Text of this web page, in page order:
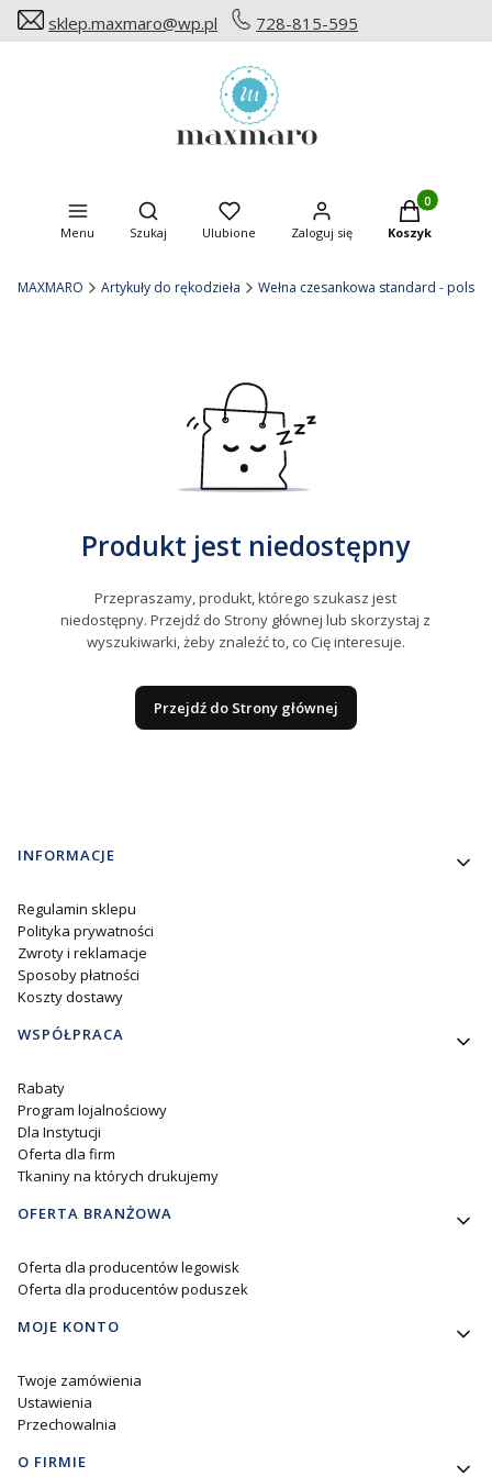
sklep.maxmaro@wp.pl 728-815-595
Menu
Otwórz wyszukiwarkę
Szukaj Ulubione Zaloguj się
Produkty w
Koszyk
MAXMARO Artykuły do rękodzieła Wełna czesankowa standard - polska
Produkt jest niedostępny
Przepraszamy, produkt, którego szukasz jest
niedostępny. Przejdź do Strony głównej lub skorzystaj z
wyszukiwarki, żeby znaleźć to, co Cię interesuje.
Przejdź do Strony głównej
Linki w stopce
INFORMACJE
Regulamin sklepu
Polityka prywatności
Zwroty i reklamacje
Sposoby płatności
Koszty dostawy
WSPÓŁPRACA
Rabaty
Program lojalnościowy
Dla Instytucji
Oferta dla firm
Tkaniny na których drukujemy
OFERTA BRANŻOWA
Oferta dla producentów legowisk
Oferta dla producentów poduszek
MOJE KONTO
Twoje zamówienia
Ustawienia
Przechowalnia
O FIRMIE